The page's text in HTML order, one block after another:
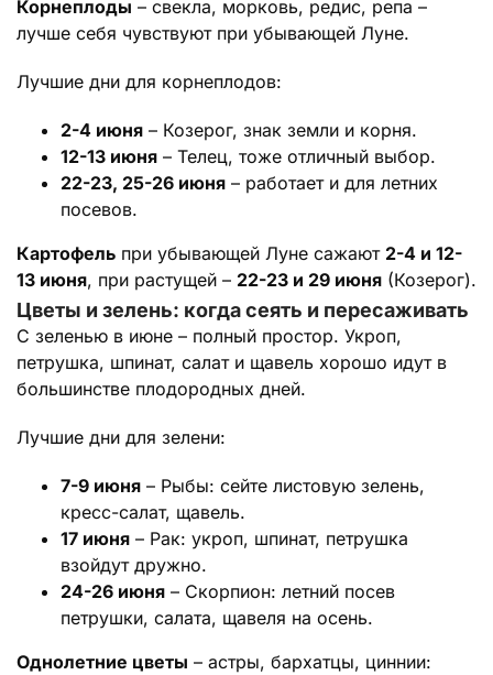
Корнеплоды – свекла, морковь, редис, репа –
лучше себя чувствуют при убывающей Луне.
Лучшие дни для корнеплодов:
2-4 июня – Козерог, знак земли и корня.
12-13 июня – Телец, тоже отличный выбор.
22-23, 25-26 июня – работает и для летних
посевов.
Картофель при убывающей Луне сажают 2-4 и 12-
13 июня, при растущей – 22-23 и 29 июня (Козерог).
Цветы и зелень: когда сеять и пересаживать
С зеленью в июне – полный простор. Укроп,
петрушка, шпинат, салат и щавель хорошо идут в
большинстве плодородных дней.
Лучшие дни для зелени:
7-9 июня – Рыбы: сейте листовую зелень,
кресс-салат, щавель.
17 июня – Рак: укроп, шпинат, петрушка
взойдут дружно.
24-26 июня – Скорпион: летний посев
петрушки, салата, щавеля на осень.
Однолетние цветы – астры, бархатцы, циннии: